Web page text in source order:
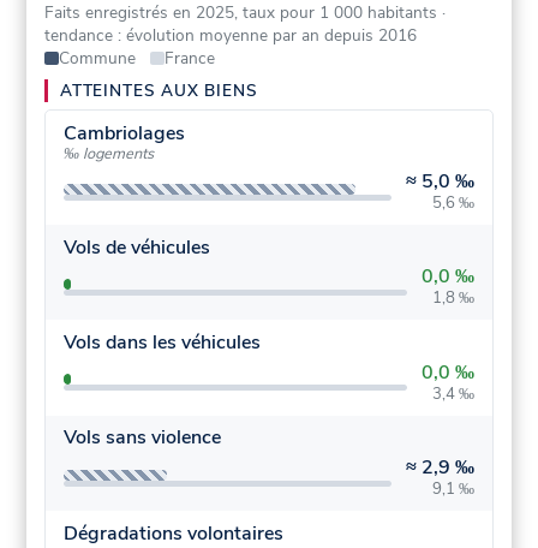
Faits enregistrés en 2025, taux pour 1 000 habitants ·
tendance : évolution moyenne par an depuis 2016
Commune
France
ATTEINTES AUX BIENS
Cambriolages
‰ logements
≈ 5,0 ‰
5,6 ‰
Vols de véhicules
0,0 ‰
1,8 ‰
Vols dans les véhicules
0,0 ‰
3,4 ‰
Vols sans violence
≈ 2,9 ‰
9,1 ‰
Dégradations volontaires